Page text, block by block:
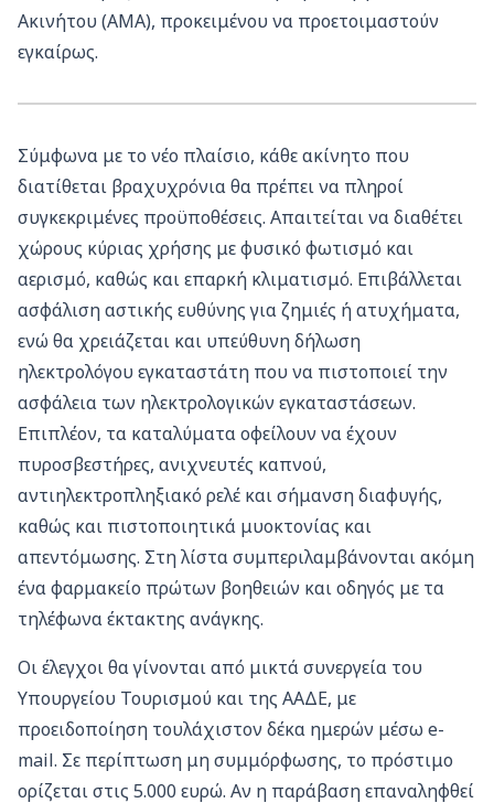
Ακινήτου (ΑΜΑ), προκειμένου να προετοιμαστούν
εγκαίρως.
Σύμφωνα με το νέο πλαίσιο, κάθε ακίνητο που
διατίθεται βραχυχρόνια θα πρέπει να πληροί
συγκεκριμένες προϋποθέσεις. Απαιτείται να διαθέτει
χώρους κύριας χρήσης με φυσικό φωτισμό και
αερισμό, καθώς και επαρκή κλιματισμό. Επιβάλλεται
ασφάλιση αστικής ευθύνης για ζημιές ή ατυχήματα,
ενώ θα χρειάζεται και υπεύθυνη δήλωση
ηλεκτρολόγου εγκαταστάτη που να πιστοποιεί την
ασφάλεια των ηλεκτρολογικών εγκαταστάσεων.
Επιπλέον, τα καταλύματα οφείλουν να έχουν
πυροσβεστήρες, ανιχνευτές καπνού,
αντιηλεκτροπληξιακό ρελέ και σήμανση διαφυγής,
καθώς και πιστοποιητικά μυοκτονίας και
απεντόμωσης. Στη λίστα συμπεριλαμβάνονται ακόμη
ένα φαρμακείο πρώτων βοηθειών και οδηγός με τα
τηλέφωνα έκτακτης ανάγκης.
Οι έλεγχοι θα γίνονται από μικτά συνεργεία του
Υπουργείου Τουρισμού και της ΑΑΔΕ, με
προειδοποίηση τουλάχιστον δέκα ημερών μέσω e-
mail. Σε περίπτωση μη συμμόρφωσης, το πρόστιμο
ορίζεται στις 5.000 ευρώ. Αν η παράβαση επαναληφθεί